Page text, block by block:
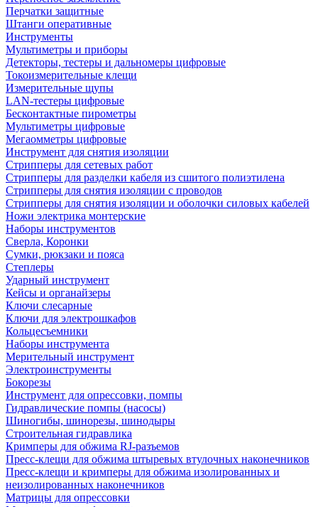
Перчатки защитные
Штанги оперативные
Инструменты
Мультиметры и приборы
Детекторы, тестеры и дальномеры цифровые
Токоизмерительные клещи
Измерительные щупы
LAN-тестеры цифровые
Бесконтактные пирометры
Мультиметры цифровые
Мегаомметры цифровые
Инструмент для снятия изоляции
Стрипперы для сетевых работ
Стрипперы для разделки кабеля из сшитого полиэтилена
Cтрипперы для снятия изоляции с проводов
Стрипперы для снятия изоляции и оболочки силовых кабелей
Ножи электрика монтерские
Наборы инструментов
Сверла, Коронки
Сумки, рюкзаки и пояса
Степлеры
Ударный инструмент
Кейсы и органайзеры
Ключи слесарные
Ключи для электрошкафов
Кольцесъемники
Наборы инструмента
Мерительный инструмент
Электроинструменты
Бокорезы
Инструмент для опрессовки, помпы
Гидравлические помпы (насосы)
Шиногибы, шинорезы, шинодыры
Строительная гидравлика
Кримперы для обжима RJ-разъемов
Пресс-клещи для обжима штыревых втулочных наконечников
Пресс-клещи и кримперы для обжима изолированных и
неизолированных наконечников
Матрицы для опрессовки